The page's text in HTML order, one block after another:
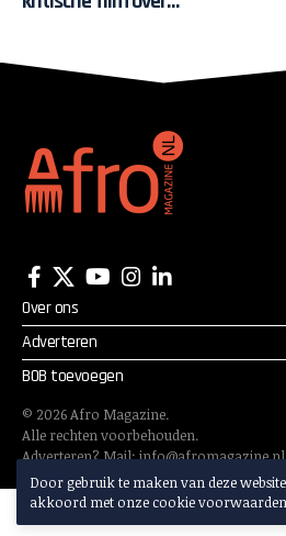
Door gebruik te maken van deze
akkoord met onze cookie
zich hier bevinden’
Over ons
Adverteren
BOB toevoegen
© 2026Afro Magazine.
Alle rechten voorbehouden.
Adverteren? Mail:info@afromagazine.nl